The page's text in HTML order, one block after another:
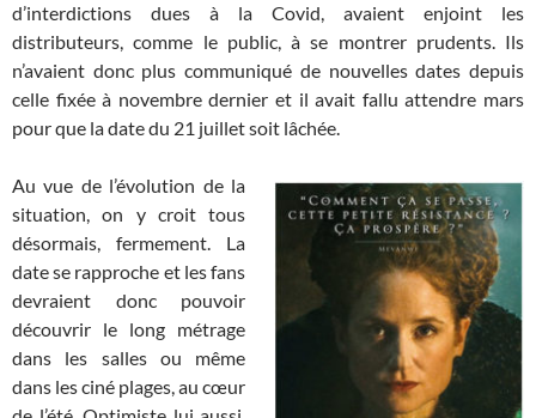
d’interdictions dues à la Covid, avaient enjoint les
distributeurs, comme le public, à se montrer prudents. Ils
n’avaient donc plus communiqué de nouvelles dates depuis
celle fixée à novembre dernier et il avait fallu attendre mars
pour que la date du 21 juillet soit lâchée.
Au vue de l’évolution de la
situation, on y croit tous
désormais, fermement. La
date se rapproche et les fans
devraient donc pouvoir
découvrir le long métrage
dans les salles ou même
dans les ciné plages, au cœur